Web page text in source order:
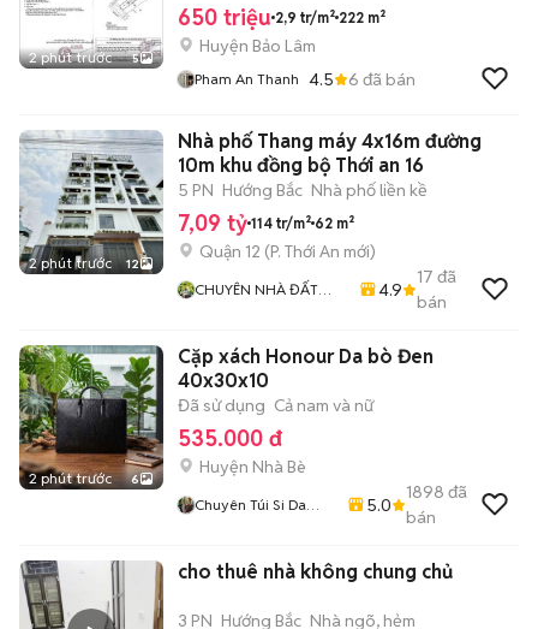
2 phút trước 5
650 triệu 2,9 tr/m² 222 m²
Huyện Bảo Lâm
Pham An Thanh 4.5 6 đã bán
2 phút trước 12
Nhà phố Thang máy 4x16m đường
10m khu đồng bộ Thới an 16
5 PN Hướng Bắc Nhà phố liền kề
7,09 tỷ 114 tr/m² 62 m²
Quận 12 (P. Thới An mới)
CHUYÊN NHÀ ĐẤT
4.9
17 đã
bán
2 phút trước 6
Cặp xách Honour Da bò Đen
40x30x10
Đã sử dụng Cả nam và nữ
535.000 đ
Huyện Nhà Bè
Chuyên Túi Si Da
5.0
1898 đã
bán
cho thuê nhà không chung chủ
3 PN Hướng Bắc Nhà ngõ, hẻm